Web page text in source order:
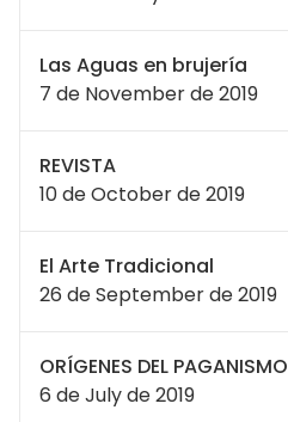
Las Aguas en brujería
7 de November de 2019
REVISTA
10 de October de 2019
El Arte Tradicional
26 de September de 2019
ORÍGENES DEL PAGANISMO
6 de July de 2019